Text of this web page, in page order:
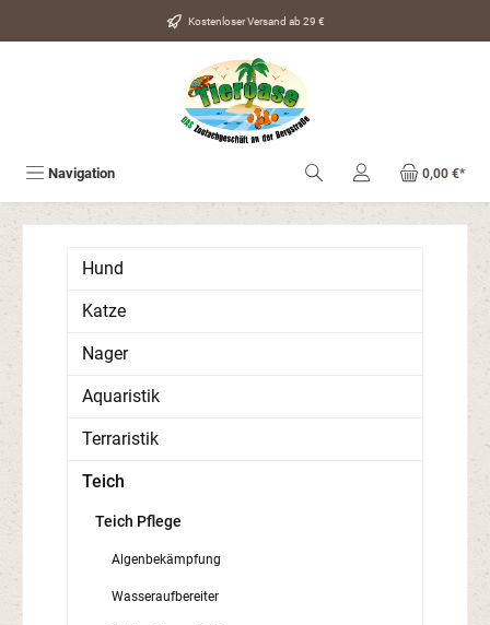
Kostenloser Versand ab 29 €
Navigation 0,00 €*
Hund
Katze
Nager
Aquaristik
Terraristik
Teich
Teich Pflege
Algenbekämpfung
Wasseraufbereiter